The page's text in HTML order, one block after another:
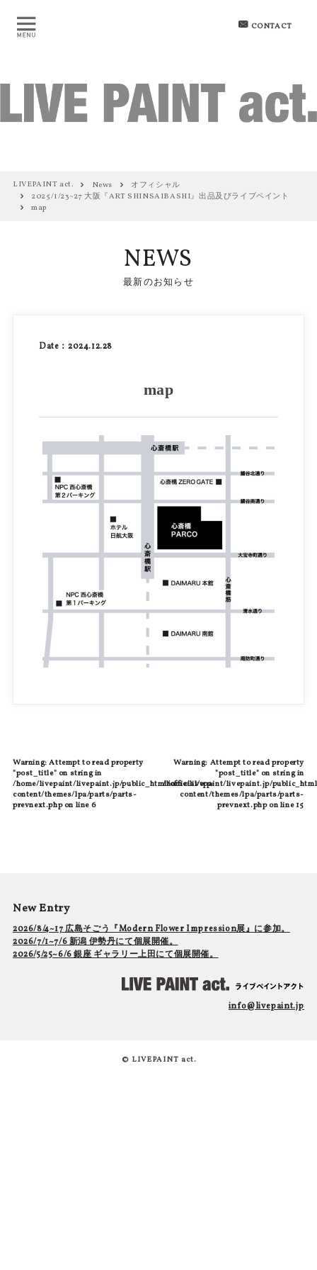
CONTACT
LIVEPAINT act. News
オフィシャル
2025/1/23~27 大阪『ART SHINSAIBASHI』出品及びライブペイント
map
NEWS
最新のお知らせ
Date：2024.12.28
map
Warning: Attempt to read property
"post_title" on string in
/home/livepaint/livepaint.jp/public_html/official/wp-
content/themes/lpa/parts/parts-
prevnext.phpon line 6
Warning: Attempt to read property
"post_title" on string in
/home/livepaint/livepaint.jp/
content/themes/lpa/parts/parts-
prevnext.phpon line15
New Entry
2026/8/4~17 広島そごう『Modern Flower Impression展』に参加。
2026/7/1~7/6 新潟 伊勢丹にて個展開催。
2026/5/25~6/6 銀座 ギャラリー上田にて個展開催。
info@livepaint.jp
© LIVEPAINT act.